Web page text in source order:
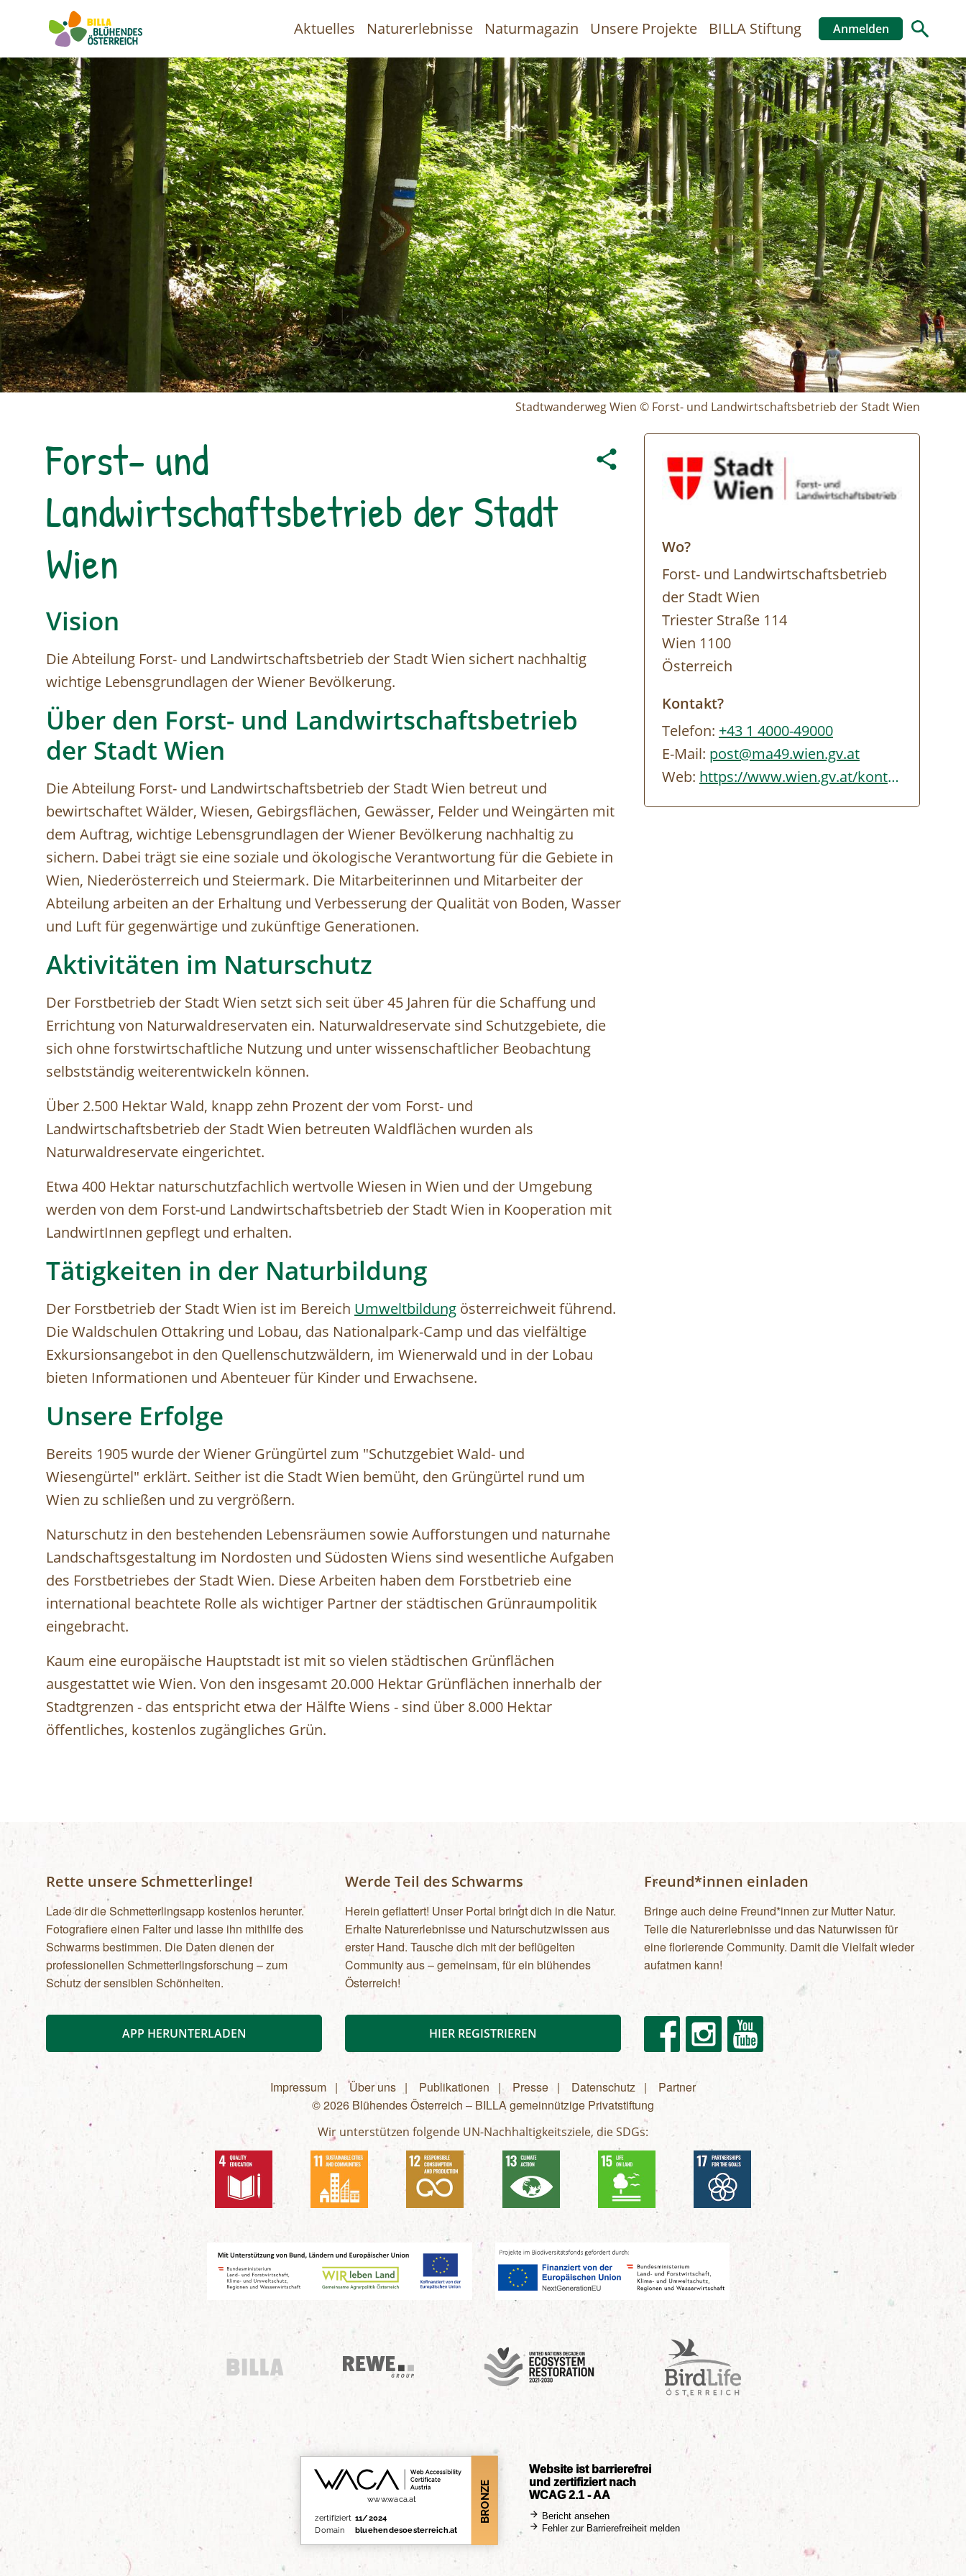
Direkt
zum
Inhalt
Hauptnavigation
Aktuelles Naturerlebnisse Naturmagazin Unsere Projekte BILLA Stiftung Anmelden
Image
Stadtwanderweg Wien © Forst- und Landwirtschaftsbetrieb der Stadt Wien
Forst- und
Landwirtschaftsbetrieb der Stadt
Wien
Vision
Die Abteilung Forst- und Landwirtschaftsbetrieb der Stadt Wien sichert nachhaltig
wichtige Lebensgrundlagen der Wiener Bevölkerung.
Über den Forst- und Landwirtschaftsbetrieb
der Stadt Wien
Die Abteilung Forst- und Landwirtschaftsbetrieb der Stadt Wien betreut und
bewirtschaftet Wälder, Wiesen, Gebirgsflächen, Gewässer, Felder und Weingärten mit
dem Auftrag, wichtige Lebensgrundlagen der Wiener Bevölkerung nachhaltig zu
sichern. Dabei trägt sie eine soziale und ökologische Verantwortung für die Gebiete in
Wien, Niederösterreich und Steiermark. Die Mitarbeiterinnen und Mitarbeiter der
Abteilung arbeiten an der Erhaltung und Verbesserung der Qualität von Boden, Wasser
und Luft für gegenwärtige und zukünftige Generationen.
Aktivitäten im Naturschutz
Der Forstbetrieb der Stadt Wien setzt sich seit über 45 Jahren für die Schaffung und
Errichtung von Naturwaldreservaten ein. Naturwaldreservate sind Schutzgebiete, die
sich ohne forstwirtschaftliche Nutzung und unter wissenschaftlicher Beobachtung
selbstständig weiterentwickeln können.
Über 2.500 Hektar Wald, knapp zehn Prozent der vom Forst- und
Landwirtschaftsbetrieb der Stadt Wien betreuten Waldflächen wurden als
Naturwaldreservate eingerichtet.
Etwa 400 Hektar naturschutzfachlich wertvolle Wiesen in Wien und der Umgebung
werden von dem Forst-und Landwirtschaftsbetrieb der Stadt Wien in Kooperation mit
LandwirtInnen gepflegt und erhalten.
Tätigkeiten in der Naturbildung
Der Forstbetrieb der Stadt Wien ist im Bereich Umweltbildung österreichweit führend.
Die Waldschulen Ottakring und Lobau, das Nationalpark-Camp und das vielfältige
Exkursionsangebot in den Quellenschutzwäldern, im Wienerwald und in der Lobau
bieten Informationen und Abenteuer für Kinder und Erwachsene.
Unsere Erfolge
Bereits 1905 wurde der Wiener Grüngürtel zum "Schutzgebiet Wald- und
Wiesengürtel" erklärt. Seither ist die Stadt Wien bemüht, den Grüngürtel rund um
Wien zu schließen und zu vergrößern.
Naturschutz in den bestehenden Lebensräumen sowie Aufforstungen und naturnahe
Landschaftsgestaltung im Nordosten und Südosten Wiens sind wesentliche Aufgaben
des Forstbetriebes der Stadt Wien. Diese Arbeiten haben dem Forstbetrieb eine
international beachtete Rolle als wichtiger Partner der städtischen Grünraumpolitik
eingebracht.
Kaum eine europäische Hauptstadt ist mit so vielen städtischen Grünflächen
ausgestattet wie Wien. Von den insgesamt 20.000 Hektar Grünflächen innerhalb der
Stadtgrenzen - das entspricht etwa der Hälfte Wiens - sind über 8.000 Hektar
öffentliches, kostenlos zugängliches Grün.
Wo?
Forst- und Landwirtschaftsbetrieb
der Stadt Wien
Triester Straße 114
Wien 1100
Österreich
Kontakt?
Telefon: +43 1 4000-49000
E-Mail: post@ma49.wien.gv.at
Web:
https://www.wien.gv.at/kontakte/ma49/index.html
Rette unsere Schmetterlinge!
Lade dir die Schmetterlingsapp kostenlos herunter.
Fotografiere einen Falter und lasse ihn mithilfe des
Schwarms bestimmen. Die Daten dienen der
professionellen Schmetterlingsforschung – zum
Schutz der sensiblen Schönheiten.
APP HERUNTERLADEN
Werde Teil des Schwarms
Herein geflattert! Unser Portal bringt dich in die Natur.
Erhalte Naturerlebnisse und Naturschutzwissen aus
erster Hand. Tausche dich mit der beflügelten
Community aus – gemeinsam, für ein blühendes
Österreich!
HIER REGISTRIEREN
Freund*innen einladen
Bringe auch deine Freund*innen zur Mutter Natur.
Teile die Naturerlebnisse und das Naturwissen für
eine florierende Community. Damit die Vielfalt wieder
aufatmen kann!
FacebookInstagram Youtube
Fußzeilenmenü
Impressum Über uns Publikationen Presse Datenschutz
Partner
© 2026 Blühendes Österreich – BILLA gemeinnützige Privatstiftung
Wir unterstützen folgende UN-Nachhaltigkeitsziele, die SDGs:
Billa REWE Group
UN Decade Birdlife